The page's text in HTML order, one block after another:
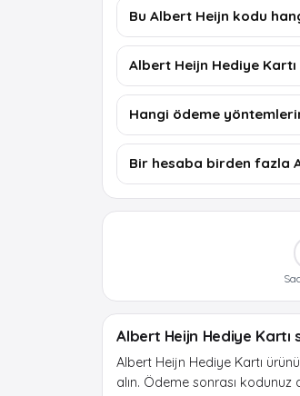
Bu Albert Heijn kodu
Albert Heijn Hediye Kartı
Hangi ödeme
Bir hesaba birden fazla
Albert Heijn Hediye Kartı
Albert Heijn Hediye Kartı
alın. Ödeme sonrası